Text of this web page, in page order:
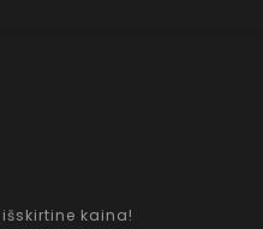
kaina!